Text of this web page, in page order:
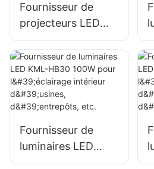
Fournisseur de
projecteurs LED
KML-FL2C 500W
pour l'éclairage des
façades de
bâtiments et des
chantiers de
Fournisseur de
luminaires LED
KML-HB30 100W